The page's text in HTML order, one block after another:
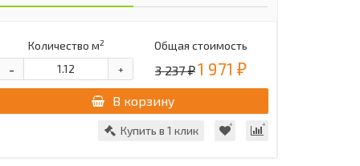
Количество м2
+
-
Общая стоимость
3 237 ₽1 971 ₽
В корзину
Купить в 1 клик